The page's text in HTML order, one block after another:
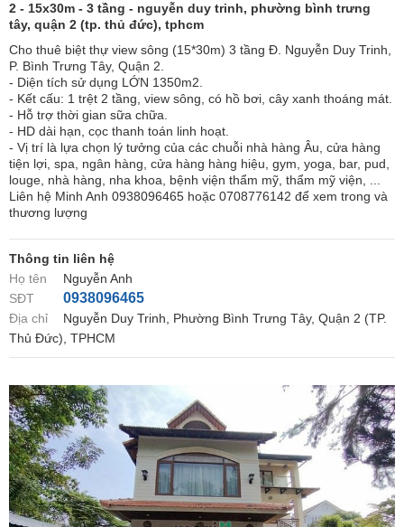
2 - 15x30m - 3 tầng - nguyễn duy trinh, phường bình trưng
tây, quận 2 (tp. thủ đức), tphcm
Cho thuê biệt thự view sông (15*30m) 3 tầng Đ. Nguyễn Duy Trinh,
P. Bình Trưng Tây, Quận 2.
- Diện tích sử dụng LỚN 1350m2.
- Kết cấu: 1 trệt 2 tầng, view sông, có hồ bơi, cây xanh thoáng mát.
- Hỗ trợ thời gian sữa chữa.
- HD dài hạn, cọc thanh toán linh hoạt.
- Vị trí là lựa chọn lý tưởng của các chuỗi nhà hàng Âu, cửa hàng
tiện lợi, spa, ngân hàng, cửa hàng hàng hiệu, gym, yoga, bar, pud,
louge, nhà hàng, nha khoa, bệnh viện thẩm mỹ, thẩm mỹ viện, ...
Liên hệ Minh Anh 0938096465 hoặc 0708776142 để xem trong và
thương lượng
Thông tin liên hệ
Họ tên
Nguyễn Anh
SĐT
0938096465
Địa chỉ
Nguyễn Duy Trinh, Phường Bình Trưng Tây, Quận 2 (TP.
Thủ Đức), TPHCM